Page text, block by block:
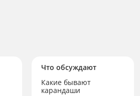
Что обсуждают
Какие бывают
карандаши